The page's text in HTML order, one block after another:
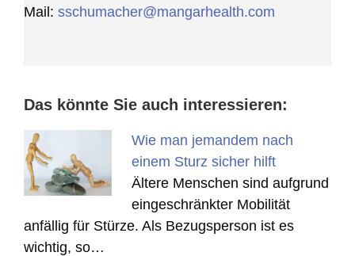
Mail: sschumacher@mangarhealth.com
Das könnte Sie auch interessieren:
Wie man jemandem nach
einem Sturz sicher hilft
Ältere Menschen sind aufgrund
eingeschränkter Mobilität
anfällig für Stürze. Als Bezugsperson ist es
wichtig, so…